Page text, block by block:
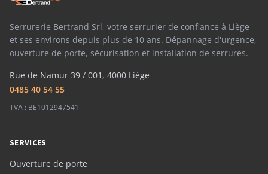
Serrurerie Bertrand Srl, votre serrurier de confiance à Liège
et ses environs depuis plus de 10 ans. Dépannage d'urgence,
ouverture de porte, sécurisation et installation de serrures.
Rue de Namur 39 / 001, 4000 Liège
0485 40 54 55
TVA : BE1012947541
SERVICES
Ouverture de porte